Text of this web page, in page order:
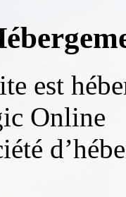
est
Online